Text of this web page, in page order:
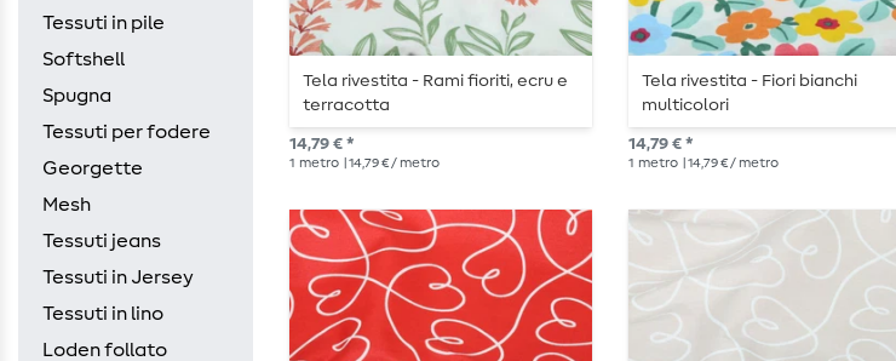
Tessuti in pile
Softshell
Spugna
Tessuti per fodere
Georgette
Mesh
Tessuti jeans
Tessuti in Jersey
Tessuti in lino
Loden follato
Tela rivestita - Rami fioriti, ecru e
terracotta
14,79 € *
1 metro | 14,79 € / metro
Tela rivestita - Fiori bianchi
multicolori
14,79 € *
1 metro | 14,79 € / metro